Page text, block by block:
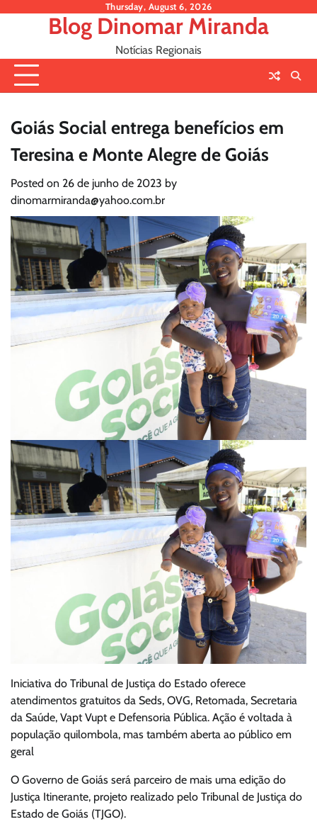
Thursday, August 6, 2026
Blog Dinomar Miranda
Notícias Regionais
Goiás Social entrega benefícios em
Teresina e Monte Alegre de Goiás
Posted on 26 de junho de 2023 by
dinomarmiranda@yahoo.com.br
Iniciativa do Tribunal de Justiça do Estado oferece
atendimentos gratuitos da Seds, OVG, Retomada, Secretaria
da Saúde, Vapt Vupt e Defensoria Pública. Ação é voltada à
população quilombola, mas também aberta ao público em
geral
O Governo de Goiás será parceiro de mais uma edição do
Justiça Itinerante, projeto realizado pelo Tribunal de Justiça do
Estado de Goiás (TJGO).